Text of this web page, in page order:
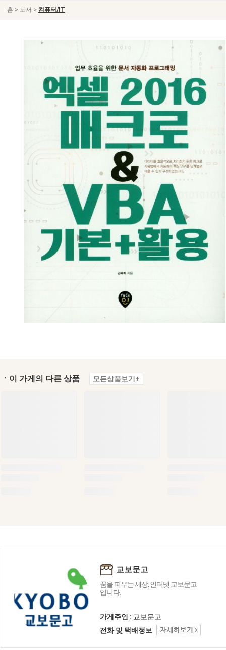
홈 > 도서 > 컴퓨터/IT
ㆍ이 가게의 다른 상품 모든상품보기+
교보문고
꿈을 피우는 세상, 인터넷 교보문고
입니다.
가게주인 : 교보문고
전화 및 택배정보